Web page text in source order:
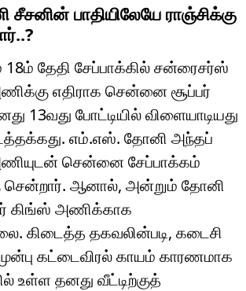
பாதியிலேயே ராஞ்சிக்கு
தேதி சேப்பாக்கில் சன்ரைசர்ஸ்
எதிராக சென்னை சூப்பர்
13வது போட்டியில் விளையாடியது
எம்.எஸ். தோனி அந்தப்
சென்னை சேப்பாக்கம்
சென்றார். ஆனால், அன்றும் தோனி
கிங்ஸ் அணிக்காக
கிடைத்த தகவலின்படி, கடைசி
கட்டைவிரல் காயம் காரணமாக
உள்ள தனது வீட்டிற்குத்